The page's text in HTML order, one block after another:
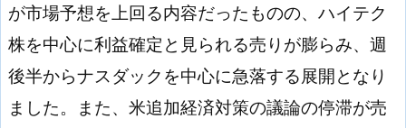
が市場予想を上回る内容だったものの、ハイテク
株を中心に利益確定と見られる売りが膨らみ、週
後半からナスダックを中心に急落する展開となり
ました。また、米追加経済対策の議論の停滞が売